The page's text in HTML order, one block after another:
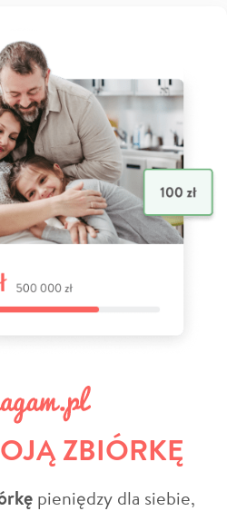
ZBIÓRKĘ
pieniędzy dla siebie,